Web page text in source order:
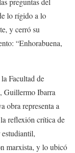
lo rígido a lo
y cerró su
“Enhorabuena,
laFacultad de
, Guillermo Ibarra
obra representa a
reflexión crítica de
marxista, y lo ubicó